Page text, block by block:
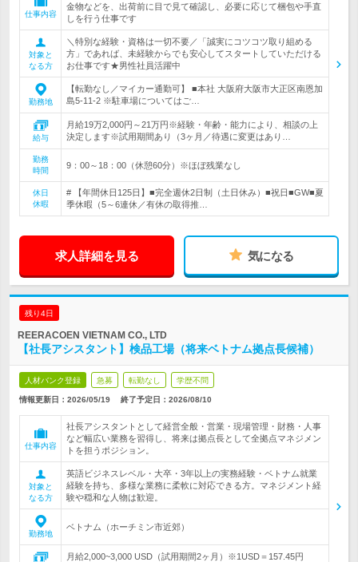
仕事内容
金物などを、出荷前に目で見て確認し、必要に応じて梱包や手直
しを行う仕事です
対象と
なる方
＼特別な経験・資格は一切不要／「誠実にコツコツ取り組める
方」であれば、未経験からでも安心してスタートしていただける
お仕事です★男性社員活躍中
勤務地
【転勤なし／マイカー通勤可】 ■本社 大阪府大阪市大正区南恩加
島5-11-2 ※駐車場についてはご…
給与
月給19万2,000円～21万円※経験・年齢・能力により、相談の上
決定します※試用期間あり（3ヶ月／待遇に変更はあり…
勤務
時間
9：00～18：00（休憩60分）※ほぼ残業なし
休日
休暇
# 【年間休日125日】■完全週休2日制（土日休み）■祝日■GW■夏
季休暇（5～6連休／有休の取得推…
求人詳細を見る 気になる
残り4日
REERACOEN VIETNAM CO., LTD
【社長アシスタント】検品工場（将来ベトナム拠点長候補）
人材バンク登録 急募 転勤なし 学歴不問
情報更新日：2026/05/19 終了予定日： 2026/08/10
仕事内容
社長アシスタントとして経営全般・営業・現場管理・財務・人事
など幅広い業務を習得し、将来は拠点長として全拠点マネジメン
トを担うポジション。
対象と
なる方
英語ビジネスレベル・大卒・3年以上の実務経験・ベトナム就業
経験を持ち、多様な業務に柔軟に対応できる方。マネジメント経
験や穏和な人物は歓迎。
勤務地
ベトナム（ホーチミン市近郊）
月給2,000~3,000 USD（試用期間2ヶ月）※1USD＝157.45円